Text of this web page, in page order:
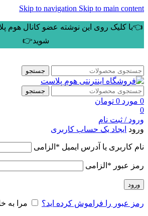
Skip to navigation Skip to main content
👈با کلیک روی این نوشته عضو کانال هوم
شوید👉
جستجو
جستجو
0 مورد 0 تومان
0
ورود / ثبت نام
ورود ایجاد یک حساب کاربری
نام کاربری یا آدرس ایمیل * الزامی
رمز عبور * الزامی
ورود
رمز عبور را فراموش کرده اید؟ مرا به